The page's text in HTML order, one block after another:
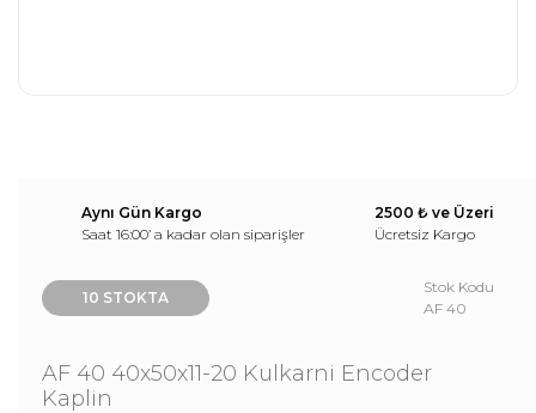
Aynı Gün Kargo
Saat 16:00’ a kadar olan siparişler
2500 ₺ ve Üzeri
Ücretsiz Kargo
10 STOKTA
Stok Kodu
AF 40
AF 40 40x50x11-20 Kulkarni Encoder
Kaplin